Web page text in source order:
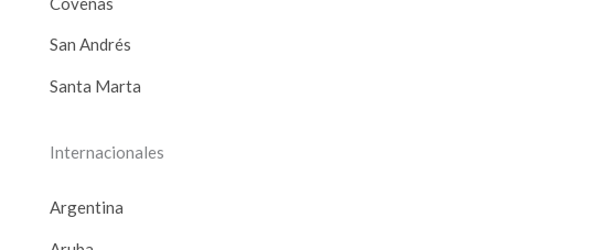
San Andrés
Santa Marta
Internacionales
Argentina